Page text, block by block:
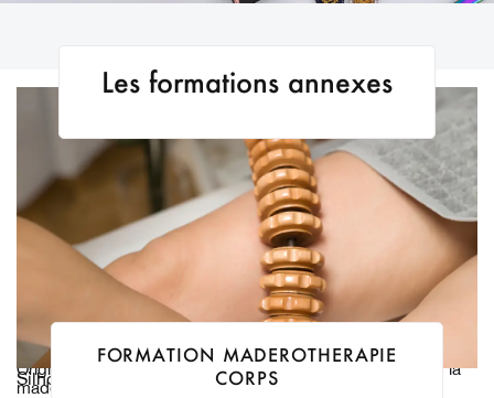
Les formations annexes
Silhouette / Tonique
FORMATION MADEROTHERAPIE
CORPS
Originaire d’Amérique du Sud et notamment de Colombie, la
madérothérapie est une technique ancestrale minceur.